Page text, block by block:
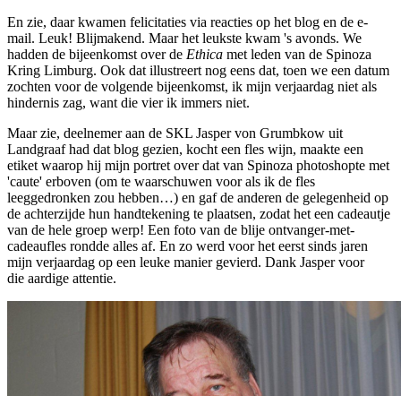
En zie, daar kwamen felicitaties via reacties op het blog en de e-
mail. Leuk! Blijmakend. Maar het leukste kwam 's avonds. We
hadden de bijeenkomst over de Ethica met leden van de Spinoza
Kring Limburg. Ook dat illustreert nog eens dat, toen we een datum
zochten voor de volgende bijeenkomst, ik mijn verjaardag niet als
hindernis zag, want die vier ik immers niet.
Maar zie, deelnemer aan de SKL Jasper von Grumbkow uit
Landgraaf had dat blog gezien, kocht een fles wijn, maakte een
etiket waarop hij mijn portret over dat van Spinoza photoshopte met
'caute' erboven (om te waarschuwen voor als ik de fles
leeggedronken zou hebben…) en gaf de anderen de gelegenheid op
de achterzijde hun handtekening te plaatsen, zodat het een cadeautje
van de hele groep werp! Een foto van de blije ontvanger-met-
cadeaufles rondde alles af. En zo werd voor het eerst sinds jaren
mijn verjaardag op een leuke manier gevierd. Dank Jasper voor
die aardige attentie.